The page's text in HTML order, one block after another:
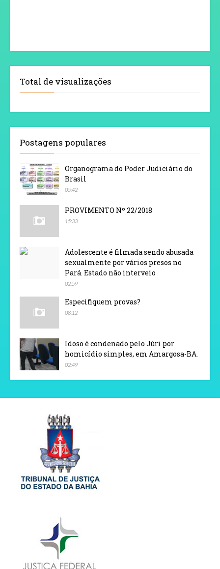
Total de visualizações
Postagens populares
Organograma do Poder Judiciário do
Brasil
05:42
PROVIMENTO Nº 22/2018
15:33
Adolescente é filmada sendo abusada
sexualmente por vários presos no
Pará. Estado não interveio
02:59
Especifiquem provas?
08:12
Idoso é condenado pelo Júri por
homicídio simples, em Amargosa-BA.
02:49